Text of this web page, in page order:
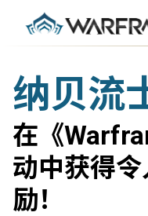
纳贝流
在《
动中获得
励！